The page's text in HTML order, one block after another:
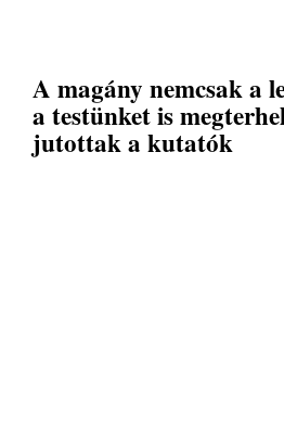
A magány nemcsak a
a testünket is
jutottak a kutatók